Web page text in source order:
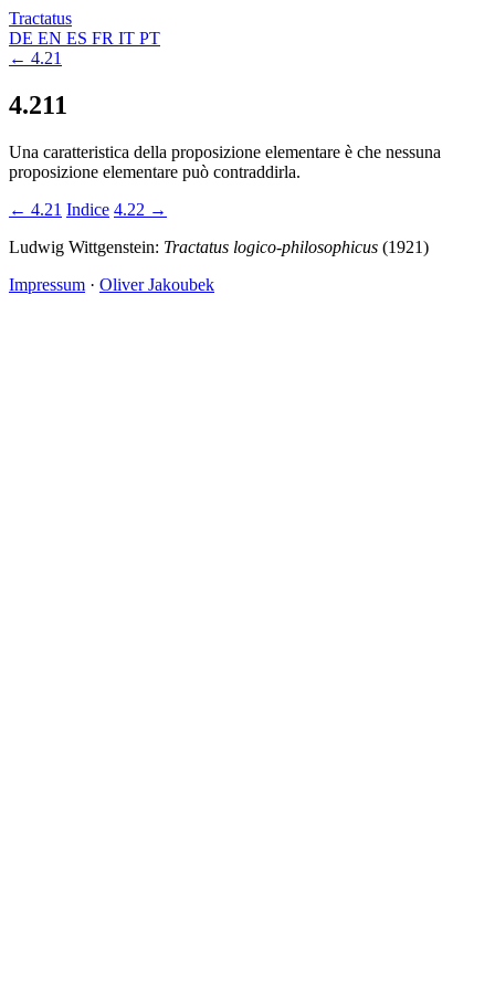
Tractatus
DE EN ES FR IT PT
← 4.21
4.211
Una caratteristica della proposizione elementare è che nessuna
proposizione elementare può contraddirla.
← 4.21 Indice 4.22 →
Ludwig Wittgenstein: Tractatus logico-philosophicus (1921)
Impressum · Oliver Jakoubek